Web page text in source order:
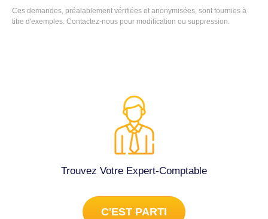
l'ouverture de l'entreprise et dans le même temps avoir un
devis sur vos prestations. En attente d'une réponse de
Ces demandes, préalablement vérifiées et anonymisées, sont fournies à
titre d'exemples. Contactez-nous pour modification ou suppression.
Trouvez Votre Expert-Comptable
C'EST PARTI